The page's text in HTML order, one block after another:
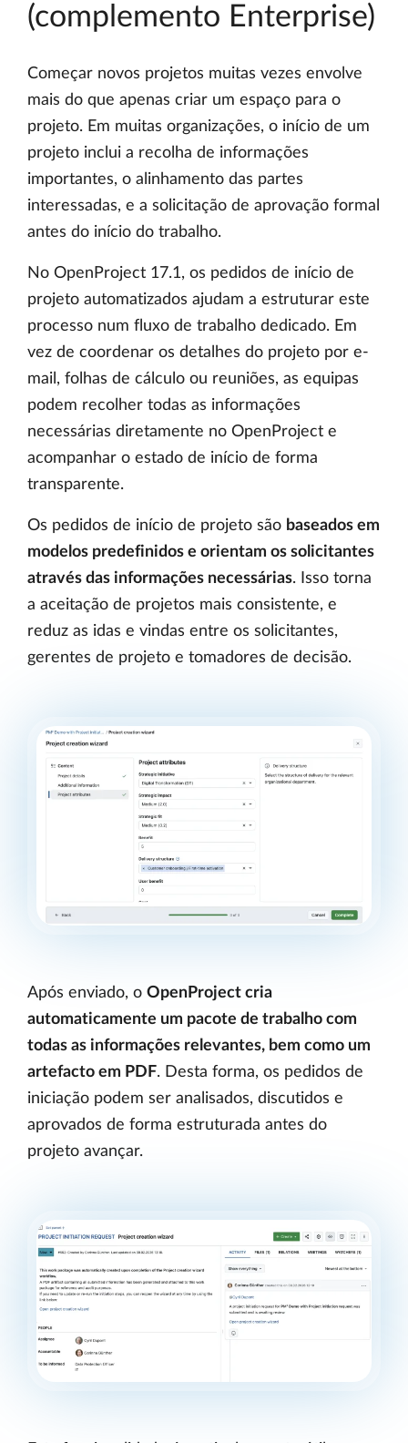
(complemento Enterprise)
Começar novos projetos muitas vezes envolve
mais do que apenas criar um espaço para o
projeto. Em muitas organizações, o início de um
projeto inclui a recolha de informações
importantes, o alinhamento das partes
interessadas, e a solicitação de aprovação formal
antes do início do trabalho.
No OpenProject 17.1, os pedidos de início de
projeto automatizados ajudam a estruturar este
processo num fluxo de trabalho dedicado. Em
vez de coordenar os detalhes do projeto por e-
mail, folhas de cálculo ou reuniões, as equipas
podem recolher todas as informações
necessárias diretamente no OpenProject e
acompanhar o estado de início de forma
transparente.
Os pedidos de início de projeto são baseados em
modelos predefinidos e orientam os solicitantes
através das informações necessárias. Isso torna
a aceitação de projetos mais consistente, e
reduz as idas e vindas entre os solicitantes,
gerentes de projeto e tomadores de decisão.
Após enviado, o OpenProject cria
automaticamente um pacote de trabalho com
todas as informações relevantes, bem como um
artefacto em PDF. Desta forma, os pedidos de
iniciação podem ser analisados, discutidos e
aprovados de forma estruturada antes do
projeto avançar.